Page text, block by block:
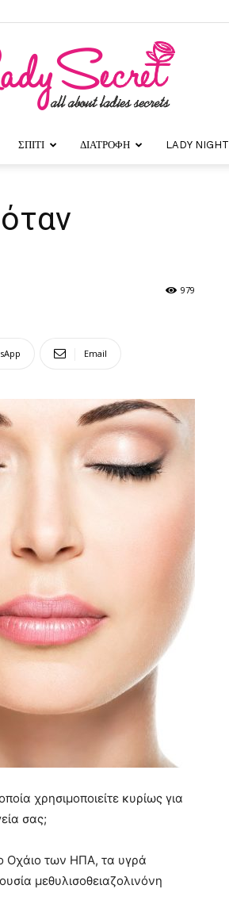
ΣΠΙΤΙ ΔΙΑΤΡΟΦΗ LADY NIGHT
979
Email
χρησιμοποιείτε κυρίως για
σας;
Οχάιο των ΗΠΑ, τα υγρά
μεθυλισοθειαζολινόνη